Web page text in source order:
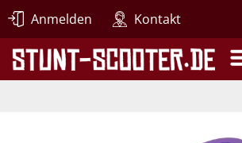
Anmelden Kontakt